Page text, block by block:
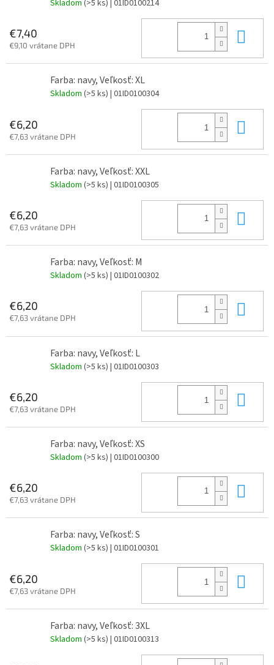
Skladom (>5 ks) | 01ID0100214
€7,40
€9,10 vrátane DPH
Farba: navy, Veľkosť: XL
Skladom (>5 ks) | 01ID0100304
€6,20
€7,63 vrátane DPH
Farba: navy, Veľkosť: XXL
Skladom (>5 ks) | 01ID0100305
€6,20
€7,63 vrátane DPH
Farba: navy, Veľkosť: M
Skladom (>5 ks) | 01ID0100302
€6,20
€7,63 vrátane DPH
Farba: navy, Veľkosť: L
Skladom (>5 ks) | 01ID0100303
€6,20
€7,63 vrátane DPH
Farba: navy, Veľkosť: XS
Skladom (>5 ks) | 01ID0100300
€6,20
€7,63 vrátane DPH
Farba: navy, Veľkosť: S
Skladom (>5 ks) | 01ID0100301
€6,20
€7,63 vrátane DPH
Farba: navy, Veľkosť: 3XL
Skladom (>5 ks) | 01ID0100313